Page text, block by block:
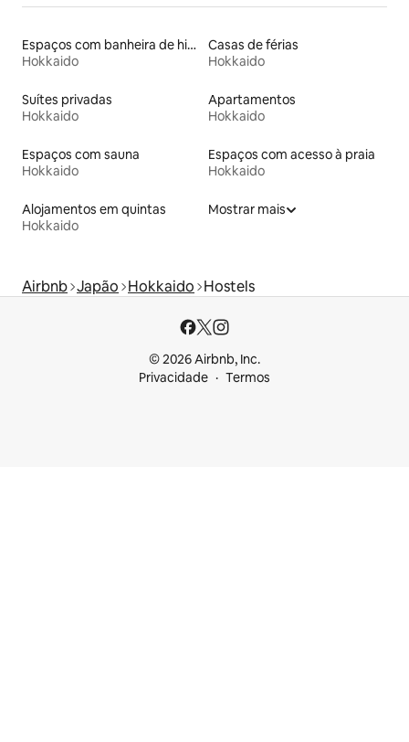
Espaços com banheira de hidromassagem
Hokkaido
Casas de férias
Hokkaido
Suítes privadas
Hokkaido
Apartamentos
Hokkaido
Espaços com sauna
Hokkaido
Espaços com acesso à praia
Hokkaido
Alojamentos em quintas
Hokkaido
Mostrar mais
Airbnb Japão Hokkaido Hostels
© 2026 Airbnb, Inc.
Privacidade
Termos